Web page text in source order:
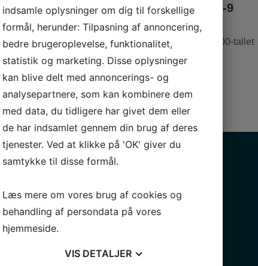
hele familien
alle historiske
for hele familien (2-9
personer)
Fortidsfamilieophold i 1800-tallet
4900dkk
2026
– 06.04
10.00 – 17.00
10.00 – 16.00
BESØG OS
Sagnlandet Lejre
indsamle oplysninger om dig til forskellige
formål, herunder: Tilpasning af annoncering,
bedre brugeroplevelse, funktionalitet,
statistik og marketing. Disse oplysninger
kan blive delt med annoncerings- og
analysepartnere, som kan kombinere dem
med data, du tidligere har givet dem eller
de har indsamlet gennem din brug af deres
tjenester. Ved at klikke på 'OK' giver du
samtykke til disse formål.
Læs mere om vores brug af cookies og
behandling af persondata på vores
hjemmeside.
VIS DETALJER